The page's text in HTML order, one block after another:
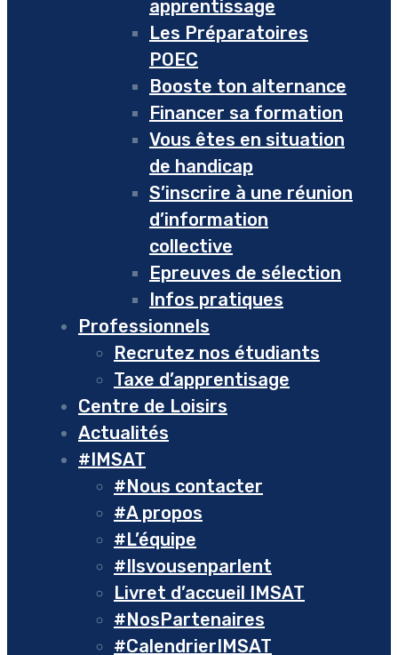
apprentissage
Les Préparatoires
POEC
Booste ton alternance
Financer sa formation
Vous êtes en situation
de handicap
S’inscrire à une réunion
d’information
collective
Epreuves de sélection
Infos pratiques
Professionnels
Recrutez nos étudiants
Taxe d’apprentisage
Centre de Loisirs
Actualités
#IMSAT
#Nous contacter
#A propos
#L’équipe
#Ilsvousenparlent
Livret d’accueil IMSAT
#NosPartenaires
#CalendrierIMSAT